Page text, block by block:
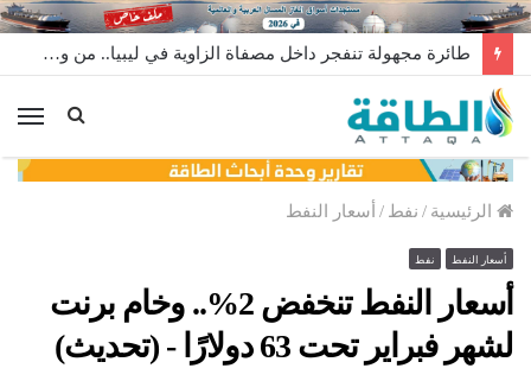
طائرة مجهولة تنفجر داخل مصفاة الزاوية في ليبيا.. من وراء إطلاقها؟
الرئيسية / نفط / أسعار النفط
أسعار النفط نفط
أسعار النفط تنخفض 2%.. وخام برنت
لشهر فبراير تحت 63 دولارًا - (تحديث)